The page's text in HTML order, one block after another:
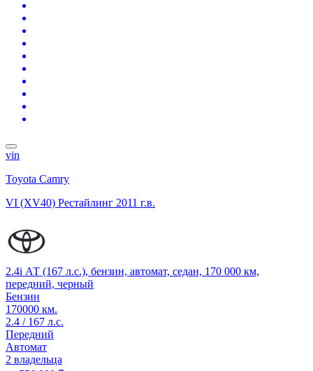
vin
Toyota Camry
VI (XV40) Рестайлинг 2011 г.в.
2.4i АТ (167 л.с.), бензин, автомат, седан, 170 000 км,
передний, черный
Бензин
170000 км.
2.4 / 167 л.с.
Передний
Автомат
2 владельца